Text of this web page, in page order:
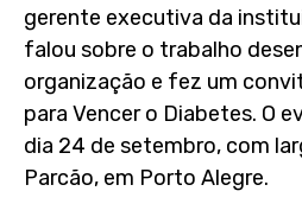
gerente executiva da
falou sobre o trabalho
organização e fez um
para Vencer o Diabetes. O
dia 24 de setembro, com
Parcão, em Porto Alegre.